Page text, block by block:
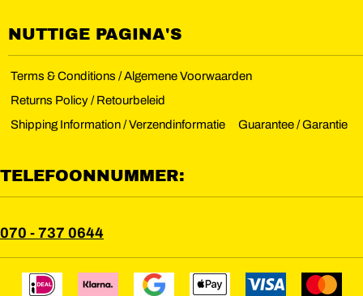
NUTTIGE PAGINA'S
Terms & Conditions / Algemene Voorwaarden
Returns Policy / Retourbeleid
Shipping Information / Verzendinformatie
Guarantee / Garantie
TELEFOONNUMMER:
070 - 737 0644